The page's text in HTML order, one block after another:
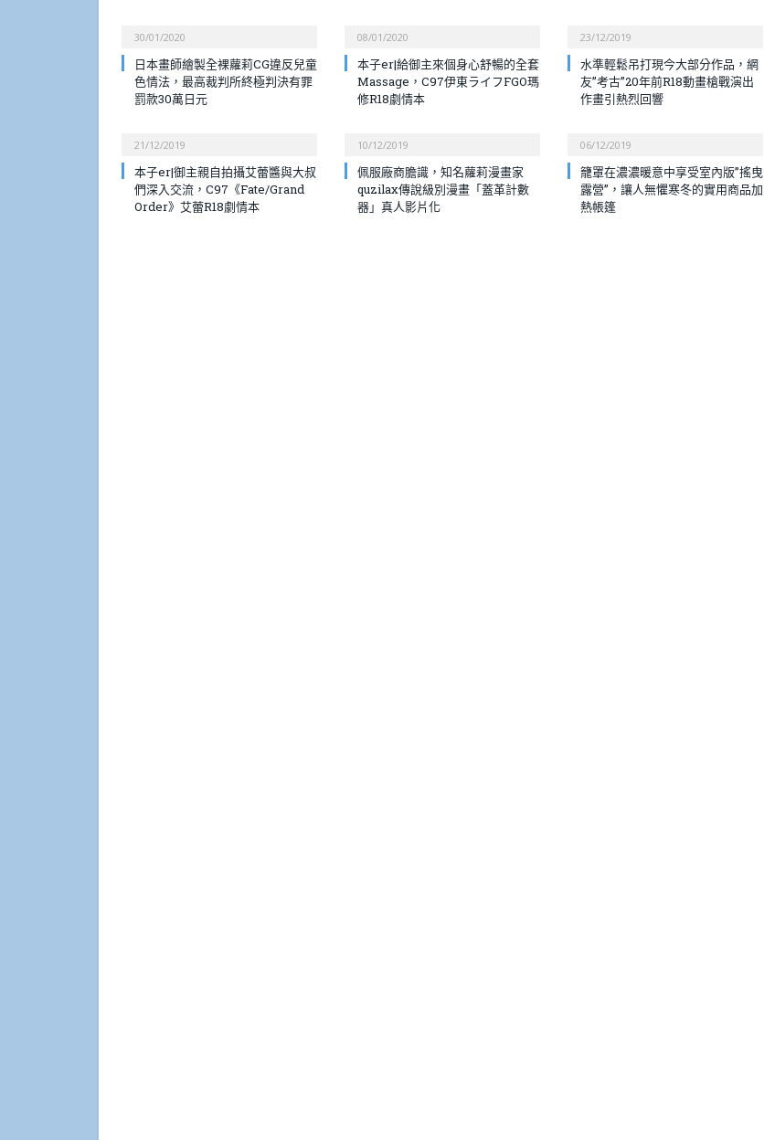
30/01/2020
日本畫師繪製全裸蘿莉CG違反兒童
色情法，最高裁判所終極判決有罪
罰款30萬日元
08/01/2020
本子er|給御主來個身心舒暢的全套
Massage，C97伊東ライフFGO瑪
修R18劇情本
23/12/2019
水準輕鬆吊打現今大部分作品，網
友”考古”20年前R18動畫槍戰演出
作畫引熱烈回響
21/12/2019
本子er|御主親自拍攝艾蕾醬與大叔
們深入交流，C97《Fate/Grand
Order》艾蕾R18劇情本
10/12/2019
佩服廠商膽識，知名蘿莉漫畫家
quzilax傳說級別漫畫「蓋革計數
器」真人影片化
06/12/2019
籠罩在濃濃暖意中享受室內版”搖曳
露營”，讓人無懼寒冬的實用商品加
熱帳篷